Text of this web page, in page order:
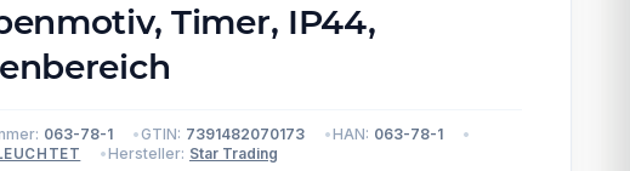
Timer, IP44,
063-78-1 GTIN: 7391482070173 HAN: 063-78-1
Hersteller: Star Trading